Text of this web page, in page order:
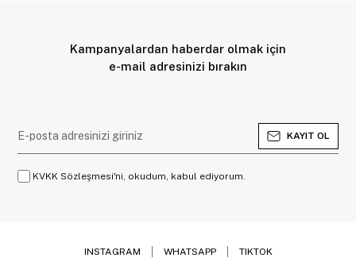
Kampanyalardan haberdar olmak için
e-mail adresinizi bırakın
KAYIT OL
KVKK Sözleşmesi'ni, okudum, kabul ediyorum.
INSTAGRAM WHATSAPP TIKTOK